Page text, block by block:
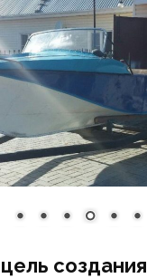
создания